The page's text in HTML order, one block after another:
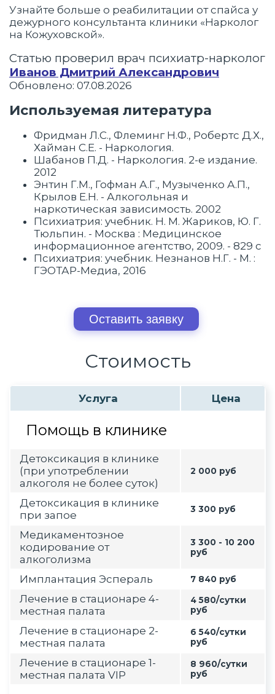
Узнайте больше о реабилитации от спайса у
дежурного консультанта клиники «Нарколог
на Кожуховской».
Статью проверил врач психиатр-нарколог
Иванов Дмитрий Александрович
Обновлено: 07.08.2026
Используемая литература
Фридман Л.С., Флеминг Н.Ф., Робертс Д.Х.,
Хайман С.Е. - Наркология.
Шабанов П.Д. - Наркология. 2-е издание.
2012
Энтин Г.М., Гофман А.Г., Музыченко А.П.,
Крылов Е.Н. - Алкогольная и
наркотическая зависимость. 2002
Психиатрия: учебник. Н. М. Жариков, Ю. Г.
Тюльпин. - Москва : Медицинское
информационное агентство, 2009. - 829 с
Психиатрия: учебник. Незнанов Н.Г. - М. :
ГЭОТАР-Медиа, 2016
Оставить заявку
Стоимость
Услуга Цена
Помощь в клинике
Детоксикация в клинике
(при употреблении
алкоголя не более суток)
2 000 руб
Детоксикация в клинике
при запое
3 300 руб
Медикаментозное
кодирование от
алкоголизма
3 300 - 10 200
руб
Имплантация Эспераль 7 840 руб
Лечение в стационаре 4-
местная палата
4 580/сутки
руб
Лечение в стационаре 2-
местная палата
6 540/сутки
руб
Лечение в стационаре 1-
местная палата VIP
8 960/сутки
руб